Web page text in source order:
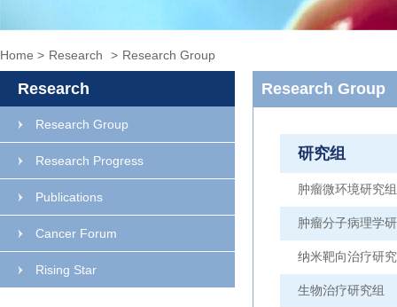
Home > Research > Research Group
Research
Research Group
Research Progress
Publications
Cancer Forum
Rising Star
Research Group
研究组
肿瘤微环境研究组
肿瘤分子病理学
纳米靶向治疗研
生物治疗研究组